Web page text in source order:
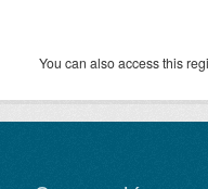
You can also access this